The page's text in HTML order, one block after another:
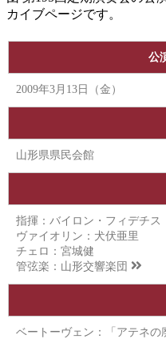
カイブページです。
公
2009年3月13日（金）
山形県県民会館
指揮：バイロン・フィデチス
ヴァイオリン：犬伏亜里
チェロ：宮城健
管弦楽： 山形交響楽団
ベートーヴェン：「アテネの